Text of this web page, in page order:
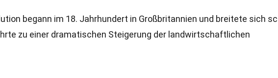
begann im 18. Jahrhundert in Großbritannien und breitete sich
zu einer dramatischen Steigerung der landwirtschaftlichen